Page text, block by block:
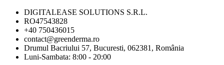
DIGITALEASE SOLUTIONS S.R.L.
RO47543828
+40 750436015
contact@greenderma.ro
Drumul Bacriului 57, Bucuresti, 062381, România
Luni-Sambata: 8:00 - 20:00